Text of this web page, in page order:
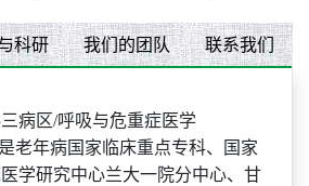
科研 我们的团队 联系我们
病区/呼吸与危重症医学
老年病国家临床重点专科、国家
学研究中心兰大一院分中心、甘